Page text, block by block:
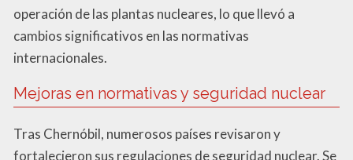
operación de las plantas nucleares, lo que llevó a
cambios significativos en las normativas
internacionales.
Mejoras en normativas y seguridad nuclear
Tras Chernóbil, numerosos países revisaron y
fortalecieron sus regulaciones de seguridad nuclear. Se